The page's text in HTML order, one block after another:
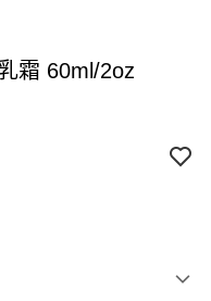
霜 60ml/2oz